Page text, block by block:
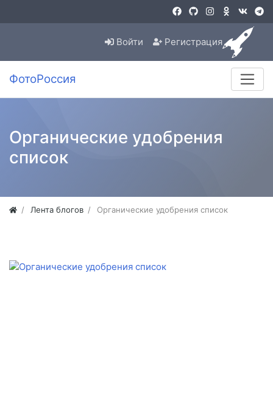
Войти Регистрация
ФотоРоссия
Органические удобрения
список
Лента блогов Органические удобрения список